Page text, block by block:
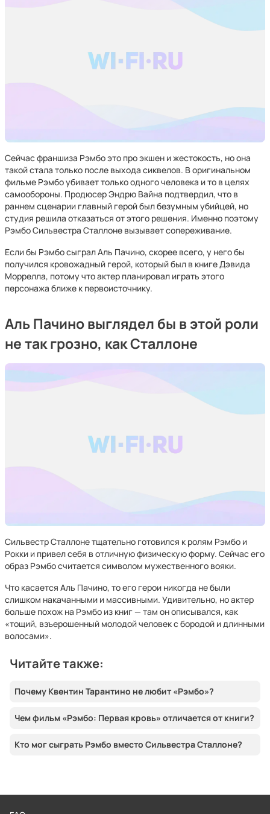
Сейчас франшиза Рэмбо это про экшен и жестокость, но она
такой стала только после выхода сиквелов. В оригинальном
фильме Рэмбо убивает только одного человека и то в целях
самообороны. Продюсер Эндрю Вайна подтвердил, что в
раннем сценарии главный герой был безумным убийцей, но
студия решила отказаться от этого решения. Именно поэтому
Рэмбо Сильвестра Сталлоне вызывает сопереживание.
Если бы Рэмбо сыграл Аль Пачино, скорее всего, у него бы
получился кровожадный герой, который был в книге Дэвида
Моррелла, потому что актер планировал играть этого
персонажа ближе к первоисточнику.
Аль Пачино выглядел бы в этой роли
не так грозно, как Сталлоне
Сильвестр Сталлоне тщательно готовился к ролям Рэмбо и
Рокки и привел себя в отличную физическую форму. Сейчас его
образ Рэмбо считается символом мужественного вояки.
Что касается Аль Пачино, то его герои никогда не были
слишком накачанными и массивными. Удивительно, но актер
больше похож на Рэмбо из книг — там он описывался, как
«тощий, взъерошенный молодой человек с бородой и длинными
волосами».
Читайте также:
Почему Квентин Тарантино не любит «Рэмбо»?
Чем фильм «Рэмбо: Первая кровь» отличается от книги?
Кто мог сыграть Рэмбо вместо Сильвестра Сталлоне?